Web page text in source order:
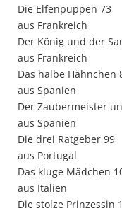
Die Elfenpuppen 73
aus Frankreich
Der König und der
aus Frankreich
Das halbe Hähnchen
aus Spanien
Der Zaubermeister
aus Spanien
Die drei Ratgeber 99
aus Portugal
Das kluge Mädchen
aus Italien
Die stolze Prinzessin